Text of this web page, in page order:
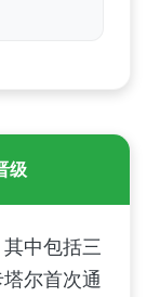
级
中包括三
尔首次通